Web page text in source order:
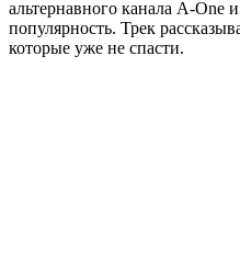
альтернавного канала A-
популярность. Трек
которые уже не спасти.